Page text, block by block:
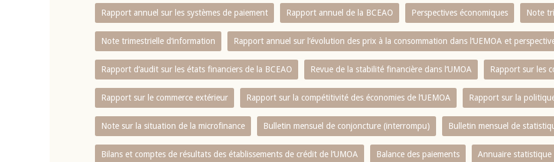
Rapport annuel sur les systèmes de paiement Rapport annuel de la BCEAO Perspectives économiques Note
Note trimestrielle d‘information Rapport annuel sur l‘évolution des prix à la consommation dans l‘UEMOA et
Rapport d‘audit sur les états financiers de la BCEAO Revue de la stabilité financière dans l‘UMOA Rapport sur les
Rapport sur le commerce extérieur Rapport sur la compétitivité des économies de l‘UEMOA Rapport sur la
Note sur la situation de la microfinance Bulletin mensuel de conjoncture (interrompu) Bulletin mensuel de
Bilans et comptes de résultats des établissements de crédit de l‘UMOA Balance des paiements Annuaire statistique